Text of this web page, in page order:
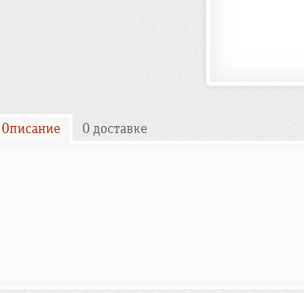
Описание О доставке